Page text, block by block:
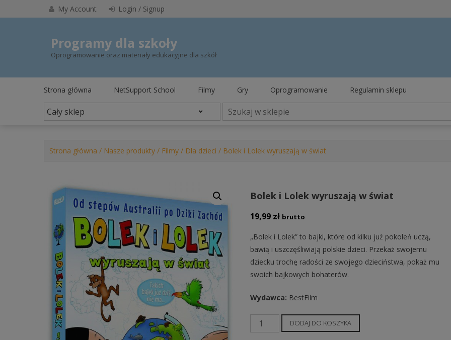
to
My Account Login / Signup
Programy dla szkoły
Oprogramowanie oraz materiały edukacyjne dla szkół
Strona główna NetSupport School Filmy Gry Oprogramowanie Regulamin sklepu
Strona główna / Nasze produkty / Filmy / Dla dzieci / Bolek i Lolek wyruszają w świat
Bolek i Lolek wyruszają w świat
19,99 zł brutto
„Bolek i Lolek” to bajki, które od kilku już pokoleń uczą,
bawią i uszczęśliwiają polskie dzieci. Przekaż swojemu
dziecku trochę radości ze swojego dzieciństwa, pokaż mu
swoich bajkowych bohaterów.
Wydawca: BestFilm
ilość
Bolek
DODAJ DO KOSZYKA